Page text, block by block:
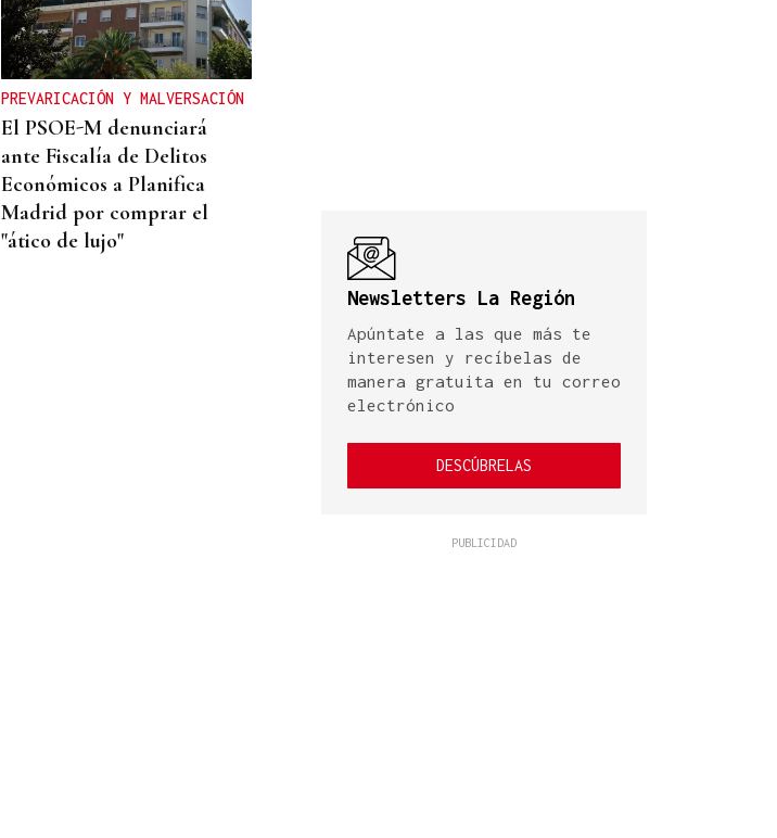
PREVARICACIÓN Y MALVERSACIÓN
El PSOE-M denunciará
ante Fiscalía de Delitos
Económicos a Planifica
Madrid por comprar el
"ático de lujo"
Newsletters La Región
Apúntate a las que más te
interesen y recíbelas de
manera gratuita en tu correo
electrónico
DESCÚBRELAS